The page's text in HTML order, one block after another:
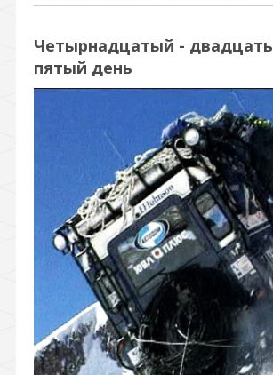
Четырнадцатый - двадцать
пятый день